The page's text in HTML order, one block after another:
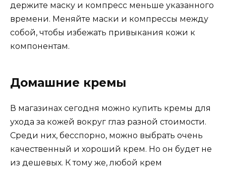
держите маску и компресс меньше указанного
времени. Меняйте маски и компрессы между
собой, чтобы избежать привыкания кожи к
компонентам.
Домашние кремы
В магазинах сегодня можно купить кремы для
ухода за кожей вокруг глаз разной стоимости.
Среди них, бесспорно, можно выбрать очень
качественный и хороший крем. Но он будет не
из дешевых. К тому же, любой крем